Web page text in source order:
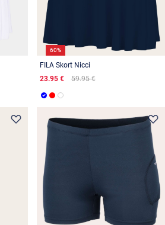
60%
FILA Skort Nicci
23.95 €
59.95 €